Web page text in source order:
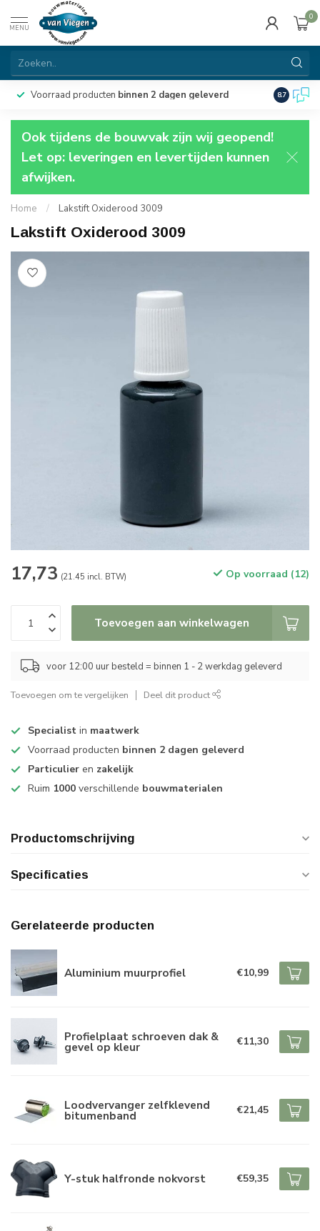
MENU
0
Voorraad producten binnen 2 dagen geleverd 8.7
Ook tijdens de bouwvak zijn wij geopend!
Let op: leveringen en levertijden kunnen
afwijken.
Home / Lakstift Oxiderood 3009
Lakstift Oxiderood 3009
17,73 (21.45 incl. BTW) Op voorraad (12)
Toevoegen aan winkelwagen
voor 12:00 uur besteld = binnen 1 - 2 werkdag geleverd
Toevoegen om te vergelijken Deel dit product
Specialist in maatwerk
Voorraad producten binnen 2 dagen geleverd
Particulier en zakelijk
Ruim 1000 verschillende bouwmaterialen
Productomschrijving
Specificaties
Gerelateerde producten
Aluminium muurprofiel €10,99
Profielplaat schroeven dak &
gevel op kleur €11,30
Loodvervanger zelfklevend
bitumenband €21,45
Y-stuk halfronde nokvorst €59,35